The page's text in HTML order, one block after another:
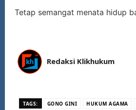
Tetap semangat menata hidup
Redaksi Klikhukum
TAGS: GONO GINI HUKUM AGAMA